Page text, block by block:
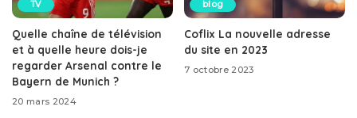
TV
Quelle chaîne de télévision
et à quelle heure dois-je
regarder Arsenal contre le
Bayern de Munich ?
20 mars 2024
blog
Coflix La nouvelle adresse
du site en 2023
7 octobre 2023